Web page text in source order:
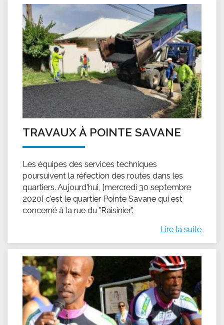
TRAVAUX À POINTE SAVANE
Les équipes des services techniques
poursuivent la réfection des routes dans les
quartiers. Aujourd'hui, [mercredi 30 septembre
2020] c'est le quartier Pointe Savane qui est
concerné à la rue du "Raisinier".
Lire la suite